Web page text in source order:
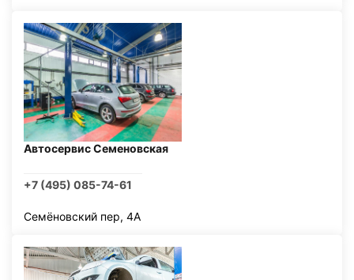
Автосервис Семеновская
+7 (495) 085-74-61
Семёновский пер, 4А